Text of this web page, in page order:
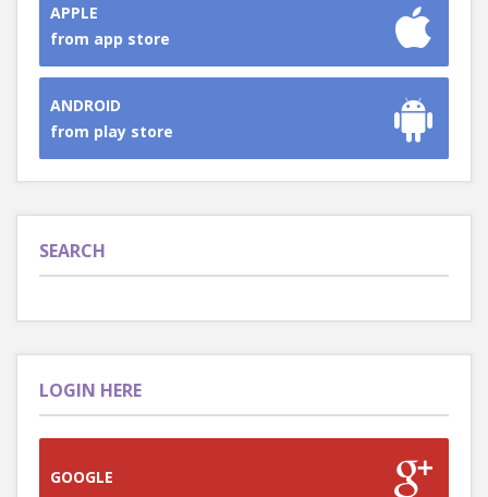
APPLE
from app store
ANDROID
from play store
SEARCH
LOGIN HERE
GOOGLE